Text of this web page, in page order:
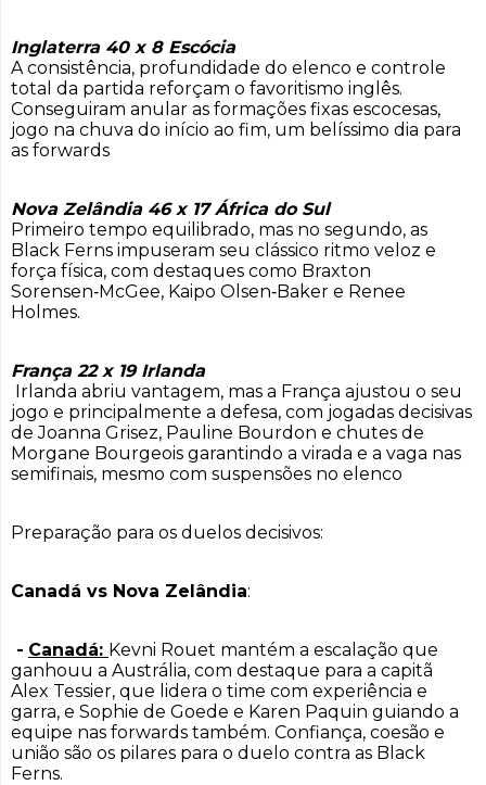
Inglaterra 40 x 8 Escócia
A consistência, profundidade do elenco e controle
total da partida reforçam o favoritismo inglês.
Conseguiram anular as formações fixas escocesas,
jogo na chuva do início ao fim, um belíssimo dia para
as forwards
Nova Zelândia 46 x 17 África do Sul
Primeiro tempo equilibrado, mas no segundo, as
Black Ferns impuseram seu clássico ritmo veloz e
força física, com destaques como Braxton
Sorensen‑McGee, Kaipo Olsen‑Baker e Renee
Holmes.
França 22 x 19 Irlanda
Irlanda abriu vantagem, mas a França ajustou o seu
jogo e principalmente a defesa, com jogadas decisivas
de Joanna Grisez, Pauline Bourdon e chutes de
Morgane Bourgeois garantindo a virada e a vaga nas
semifinais, mesmo com suspensões no elenco
Preparação para os duelos decisivos:
Canadá vs Nova Zelândia:
- Canadá: Kevni Rouet mantém a escalação que
ganhouu a Austrália, com destaque para a capitã
Alex Tessier, que lidera o time com experiência e
garra, e Sophie de Goede e Karen Paquin guiando a
equipe nas forwards também. Confiança, coesão e
união são os pilares para o duelo contra as Black
Ferns.